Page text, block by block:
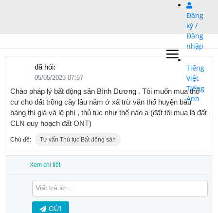
Đăng
ký /
Đăng
nhập
Tiếng
Việt
Tiếng
Anh
đã hỏi:
05/05/2023 07:57
Chào pháp lý bất động sản Bình Dương . Tôi muốn mua thổ
cư cho đất trồng cây lâu năm ở xã trừ văn thố huyện bàu
bàng thì giá và lệ phí , thủ tục như thế nào ạ (đất tôi mua là đất
CLN quy hoạch đất ONT)
Chủ đề: Tư vấn Thủ tục Bất động sản
Xem chi tiết
GỬI